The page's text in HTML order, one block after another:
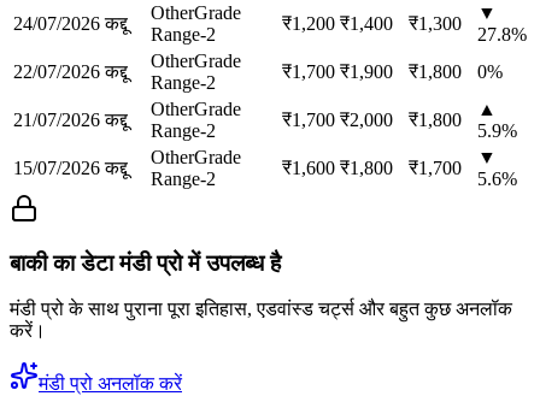
24/07/2026 कद्दू
OtherGrade
Range-2
₹1,200 ₹1,400 ₹1,300
▼
27.8%
22/07/2026 कद्दू
OtherGrade
Range-2
₹1,700 ₹1,900 ₹1,800 0%
21/07/2026 कद्दू
OtherGrade
Range-2
₹1,700 ₹2,000 ₹1,800
▲
5.9%
15/07/2026 कद्दू
OtherGrade
Range-2
₹1,600 ₹1,800 ₹1,700
▼
5.6%
बाकी का डेटा मंडी प्रो में उपलब्ध है
मंडी प्रो के साथ पुराना पूरा इतिहास, एडवांस्ड चर्ट्स और बहुत कुछ अनलॉक
करें।
मंडी प्रो अनलॉक करें